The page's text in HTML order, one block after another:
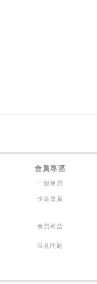
會員專區
一般會員
企業會員
會員權益
常見問題